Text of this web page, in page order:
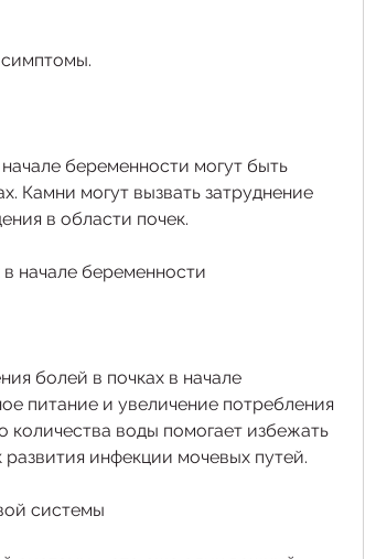
беременности могут быть
Камни могут вызвать затруднение
в области почек.
начале беременности
болей в почках в начале
питание и увеличение потребления
количества воды помогает избежать
инфекции мочевых путей.
системы